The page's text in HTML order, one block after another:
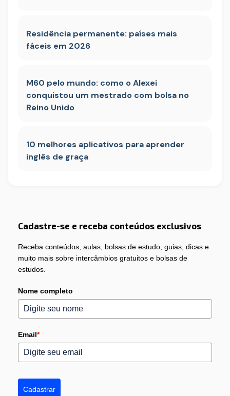
Residência permanente: países mais
fáceis em 2026
M60 pelo mundo: como o Alexei
conquistou um mestrado com bolsa no
Reino Unido
10 melhores aplicativos para aprender
inglês de graça
Cadastre-se e receba conteúdos exclusivos
Receba conteúdos, aulas, bolsas de estudo, guias, dicas e
muito mais sobre intercâmbios gratuitos e bolsas de
estudos.
Nome completo
Email*
Cadastrar